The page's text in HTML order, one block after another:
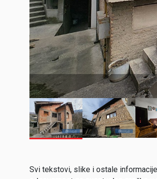
Svi tekstovi, slike i ostale